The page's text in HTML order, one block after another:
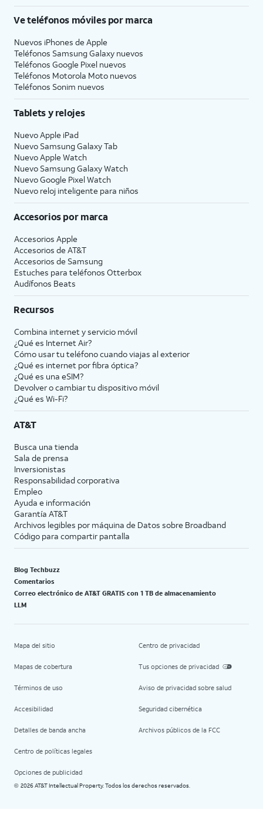
Ve teléfonos móviles por marca
Nuevos iPhones de Apple
Teléfonos Samsung Galaxy nuevos
Teléfonos Google Pixel nuevos
Teléfonos Motorola Moto nuevos
Teléfonos Sonim nuevos
Tablets y relojes
Nuevo Apple iPad
Nuevo Samsung Galaxy Tab
Nuevo Apple Watch
Nuevo Samsung Galaxy Watch
Nuevo Google Pixel Watch
Nuevo reloj inteligente para niños
Accesorios por marca
Accesorios Apple
Accesorios de AT&T
Accesorios de Samsung
Estuches para teléfonos Otterbox
Audífonos Beats
Recursos
Combina internet y servicio móvil
¿Qué es Internet Air?
Cómo usar tu teléfono cuando viajas al exterior
¿Qué es internet por fibra óptica?
¿Qué es una eSIM?
Devolver o cambiar tu dispositivo móvil
¿Qué es Wi-Fi?
AT&T
Busca una tienda
Sala de prensa
Inversionistas
Responsabilidad corporativa
Empleo
Ayuda e información
Garantía AT&T
Archivos legibles por máquina de Datos sobre Broadband
Código para compartir pantalla
Blog Techbuzz
Comentarios
Correo electrónico de AT&T GRATIS con 1 TB de almacenamiento
LLM
Mapa del sitio
Mapas de cobertura
Términos de uso
Accesibilidad
Detalles de banda ancha
Centro de políticas legales
Opciones de publicidad
Centro de privacidad
Tus opciones de privacidad
Aviso de privacidad sobre salud
Seguridad cibernética
Archivos públicos de la FCC
© 2026 AT&T Intellectual Property. Todos los derechos reservados.